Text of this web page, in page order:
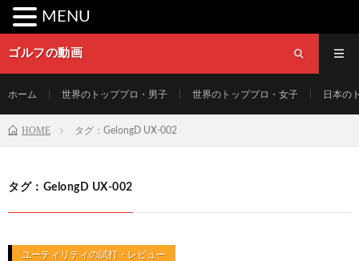
ゴルフの動画
ホーム 世界のトッププロ・男子 世界のトッププロ・女子 日本の
HOME タグ：GelongD UX-002
タグ：GelongD UX-002
ユーティリティの試打・レビュー
MENU